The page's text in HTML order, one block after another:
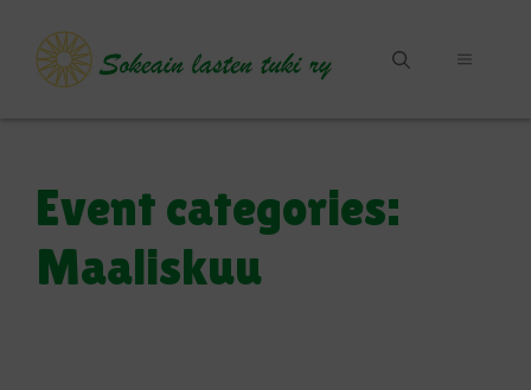
sisältöön
VALIKKO
Event categories:
Maaliskuu